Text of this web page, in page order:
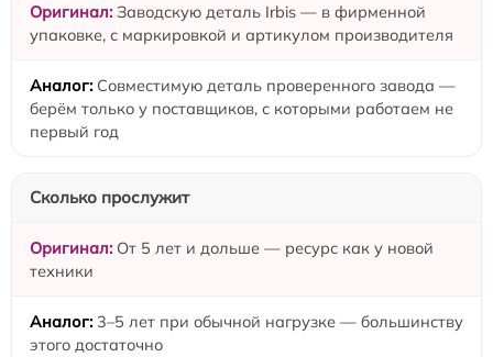
Заводскую деталь Irbis — в фирменной
упаковке, с маркировкой и артикулом производителя
Совместимую деталь проверенного завода —
берём только у поставщиков, с которыми работаем не
первый год
Сколько прослужит
От 5 лет и дольше — ресурс как у новой
техники
3–5 лет при обычной нагрузке — большинству
этого достаточно